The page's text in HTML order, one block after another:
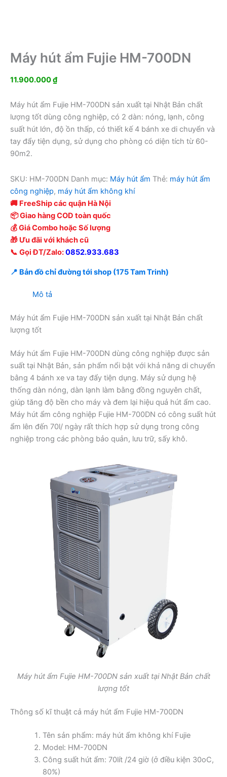
Máy hút ẩm Fujie HM-700DN
11.900.000₫
Máy hút ẩm Fujie HM-700DN sản xuất tại Nhật Bản chất
lượng tốt dùng công nghiệp, có 2 dàn: nóng, lạnh, công
suất hút lớn, độ ồn thấp, có thiết kế 4 bánh xe di chuyển và
tay đẩy tiện dụng, sử dụng cho phòng có diện tích từ 60-
90m2.
SKU: HM-700DN Danh mục: Máy hút ẩm Thẻ: máy hút ẩm
công nghiệp, máy hút ẩm không khí
🚚 FreeShip các quận Hà Nội
📦 Giao hàng COD toàn quốc
💰 Giá Combo hoặc Số lượng
🎁 Ưu đãi với khách cũ
📞 Gọi ĐT/Zalo:0852.933.683
📍 Bản đồ chỉ đường tới shop (175 Tam Trinh)
Mô tả
Máy hút ẩm Fujie HM-700DN sản xuất tại Nhật Bản chất
lượng tốt
Máy hút ẩm Fujie HM-700DN dùng công nghiệp được sản
suất tại Nhật Bản, sản phẩm nổi bật với khả năng di chuyển
bằng 4 bánh xe va tay đẩy tiện dụng. Máy sử dụng hệ
thống dàn nóng, dàn lạnh làm bằng đồng nguyên chất,
giúp tăng độ bền cho máy và đem lại hiệu quả hút ẩm cao.
Máy hút ẩm công nghiệp Fujie HM-700DN có công suất hút
ẩm lên đến 70l/ ngày rất thích hợp sử dụng trong công
nghiệp trong các phòng bảo quản, lưu trữ, sấy khô.
Máy hút ẩm Fujie HM-700DN sản xuất tại Nhật Bản chất
lượng tốt
Thông số kĩ thuật cả máy hút ẩm Fujie HM-700DN
Tên sản phẩm: máy hút ẩm không khí Fujie
Model: HM-700DN
Công suất hút ẩm: 70lít /24 giờ (ở điều kiện 30oC,
80%)